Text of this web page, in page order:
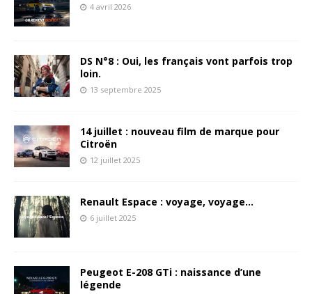
4 avril 2026
DS N°8 : Oui, les français vont parfois trop
loin.
13 septembre 2025
14 juillet : nouveau film de marque pour
Citroën
12 juillet 2025
Renault Espace : voyage, voyage…
6 juillet 2025
Peugeot E-208 GTi : naissance d’une
légende